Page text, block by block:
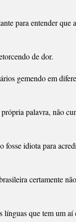
para entender que
de dor.
gemendo em
palavra, não
fosse idiota para
certamente
que tem um